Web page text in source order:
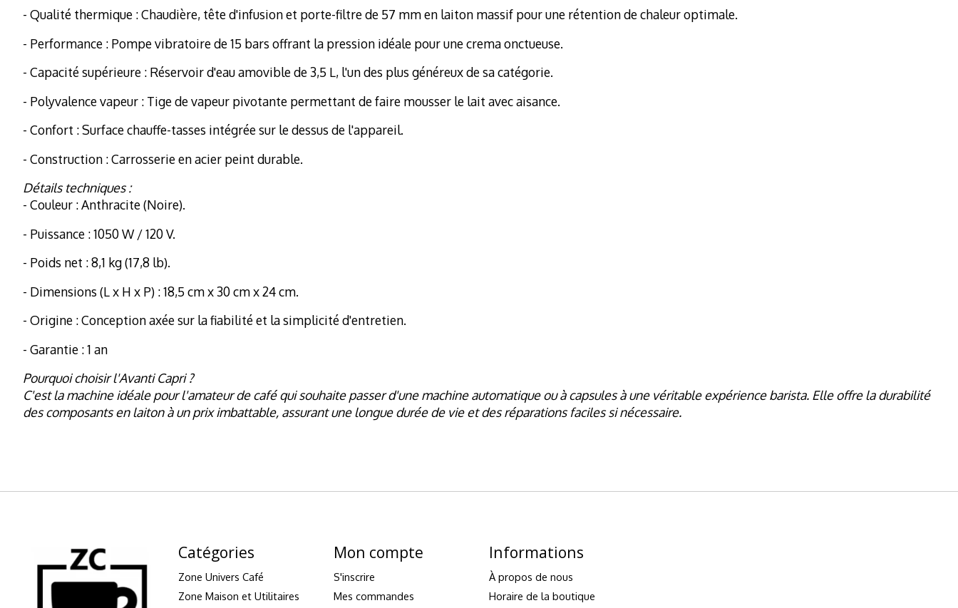
- Qualité thermique : Chaudière, tête d'infusion et porte-filtre de 57 mm en laiton massif pour une rétention de chaleur optimale.
- Performance : Pompe vibratoire de 15 bars offrant la pression idéale pour une crema onctueuse.
- Capacité supérieure : Réservoir d'eau amovible de 3,5 L, l'un des plus généreux de sa catégorie.
- Polyvalence vapeur : Tige de vapeur pivotante permettant de faire mousser le lait avec aisance.
- Confort : Surface chauffe-tasses intégrée sur le dessus de l'appareil.
- Construction : Carrosserie en acier peint durable.
Détails techniques :
- Couleur : Anthracite (Noire).
- Puissance : 1050 W / 120 V.
- Poids net : 8,1 kg (17,8 lb).
- Dimensions (L x H x P) : 18,5 cm x 30 cm x 24 cm.
- Origine : Conception axée sur la fiabilité et la simplicité d'entretien.
- Garantie : 1 an
Pourquoi choisir l'Avanti Capri ?
C'est la machine idéale pour l'amateur de café qui souhaite passer d'une machine automatique ou à capsules à une véritable expérience barista. Elle offre la durabilité
des composants en laiton à un prix imbattable, assurant une longue durée de vie et des réparations faciles si nécessaire.
Catégories
Zone Univers Café
Zone Maison et Utilitaires
Mon compte
S'inscrire
Mes commandes
Informations
À propos de nous
Horaire de la boutique